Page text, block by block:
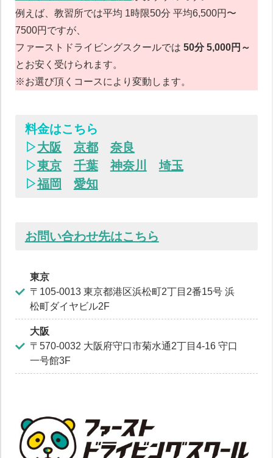
例えば、教習所では平均 1時限50分 平均6,500円〜
7500円ですが、
ファーストドライビングスクールでは 50分 5,000円～
とお安く受けられます。
※お選び頂くコースにより変動します。
料金はこちら
▷大阪 京都
奈良
▷東京 千葉 神奈川
埼玉
▷福岡 愛知
お問い合わせ先はこちら
東京
〒105-0013 東京都港区浜松町2丁目2番15号 浜
松町ダイヤビル2F
大阪
〒570-0032 大阪府守口市菊水通2丁目4-16 守口
一号館3F